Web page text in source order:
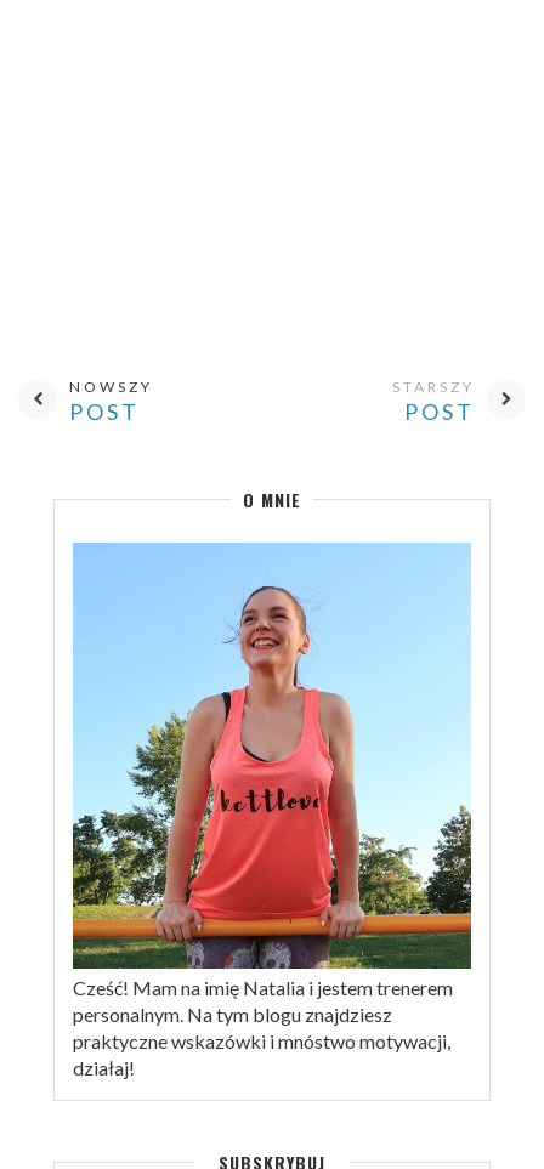
NOWSZY
POST
STARSZY
POST
O MNIE
Cześć! Mam na imię Natalia i jestem trenerem
personalnym. Na tym blogu znajdziesz
praktyczne wskazówki i mnóstwo motywacji,
działaj!
SUBSKRYBUJ